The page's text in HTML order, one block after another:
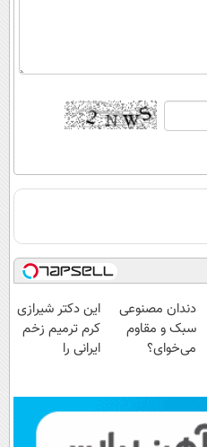
دندان مصنوعی
سبک و مقاوم
می‌خوای؟
📍تهران
این دکتر شیرازی
کرم ترمیم زخم
ایرانی را